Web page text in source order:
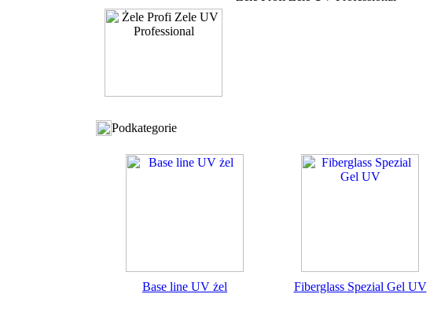
Podkategorie
Base line UV żel Fiberglass Spezial Gel UV